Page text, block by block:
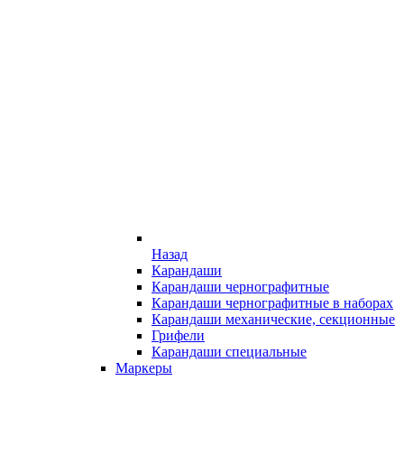
Назад
Карандаши
Карандаши чернографитные
Карандаши чернографитные в наборах
Карандаши механические, секционные
Грифели
Карандаши специальные
Маркеры